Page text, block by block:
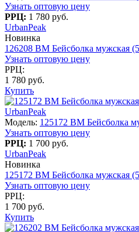
Узнать оптовую цену
РРЦ: 1 780 руб.
UrbanPeak
Новинка
126208 BM Бейсболка мужская
Узнать оптовую цену
РРЦ:
1 780 руб.
Купить
UrbanPeak
Модель: 125172 BM Бейсболка
Узнать оптовую цену
РРЦ: 1 700 руб.
UrbanPeak
Новинка
125172 BM Бейсболка мужская
Узнать оптовую цену
РРЦ:
1 700 руб.
Купить